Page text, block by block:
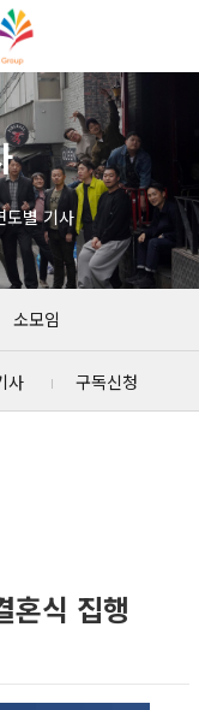
도별 기사
소모임
사 구독신청
혼식 집행